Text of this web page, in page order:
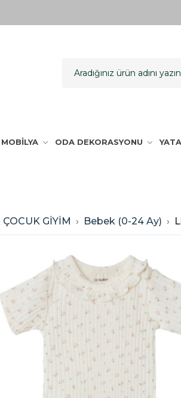
MOBİLYA ODA DEKORASYONU
ÇOCUK GİYİM Bebek (0-24 Ay)